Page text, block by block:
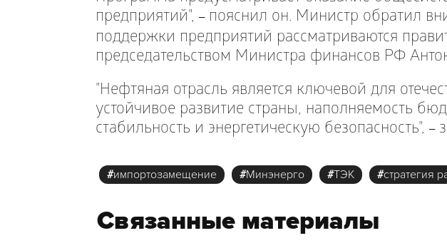
предприятий",–пояснил он. Министр обратил
поддержки предприятий рассматриваются
председательством Министра финансов РФ
"Нефтяная отрасль является ключевой для
устойчивое развитие страны, наполняемость
стабильность и энергетическую безопасность",–
#импортозамещение #Минэнерго #ТЭК #стратегия
Связанные материалы